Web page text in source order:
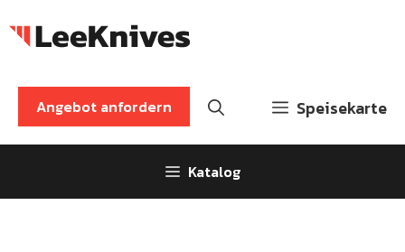
Inhalt
Speisekarte
Angebot anfordern
Katalog